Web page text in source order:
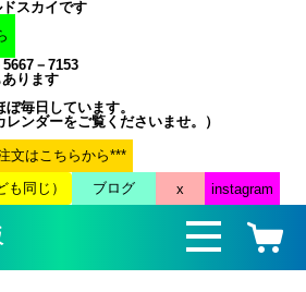
スカイです
5667－7153
ります
毎日しています。
ンダーをご覧くださいませ。）